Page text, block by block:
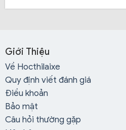
chở công nhân viên đi làm
Giới Thiệu
Về Hocthilaixe
Quy định viết đánh giá
Điều khoản
Bảo mật
Câu hỏi thường gặp